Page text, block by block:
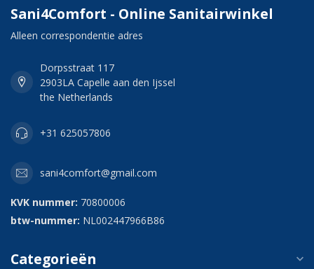
Sani4Comfort - Online Sanitairwinkel
Alleen correspondentie adres
Dorpsstraat 117
2903LA Capelle aan den Ijssel
the Netherlands
+31 625057806
sani4comfort@gmail.com
KVK nummer: 70800006
btw-nummer: NL002447966B86
Categorieën